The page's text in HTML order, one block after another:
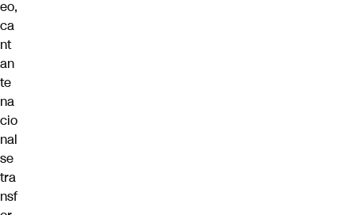
eo,
ca
nt
an
te
na
cio
nal
se
tra
nsf